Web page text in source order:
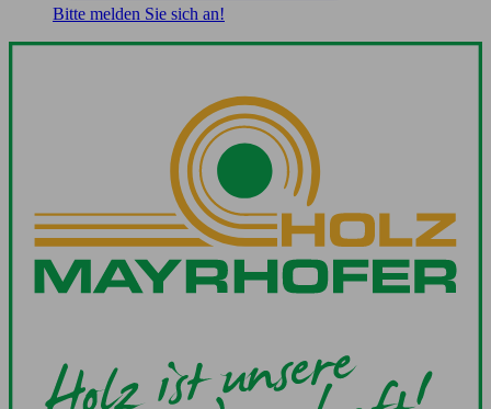
Bitte melden Sie sich an!